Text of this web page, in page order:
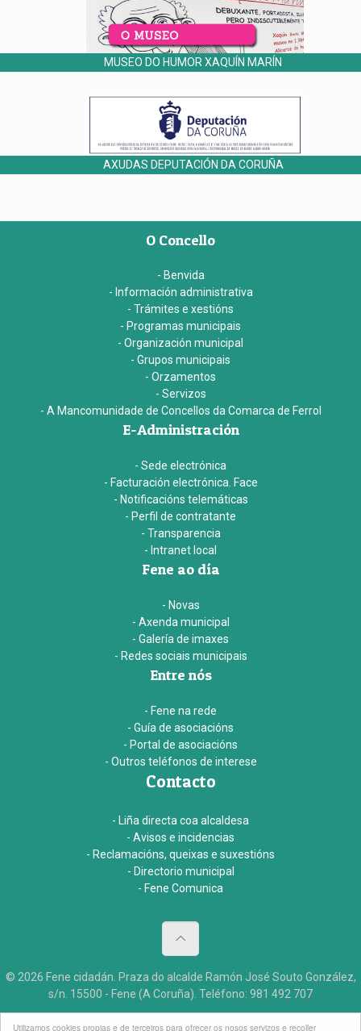
Utilizamos cookies propias e de terceiros para ofrecer os nosos servizos e recoller
MUSEO DO HUMOR XAQUÍN MARÍN
AXUDAS DEPUTACIÓN DA CORUÑA
O Concello
- Benvida
- Información administrativa
- Trámites e xestións
- Programas municipais
- Organización municipal
- Grupos municipais
- Orzamentos
- Servizos
- A Mancomunidade de Concellos da Comarca de Ferrol
E-Administración
- Sede electrónica
- Facturación electrónica. Face
- Notificacións telemáticas
- Perfil de contratante
- Transparencia
- Intranet local
Fene ao día
- Novas
- Axenda municipal
- Galería de imaxes
- Redes sociais municipais
Entre nós
- Fene na rede
- Guía de asociacións
- Portal de asociacións
- Outros teléfonos de interese
Contacto
- Liña directa coa alcaldesa
- Avisos e incidencias
- Reclamacións, queixas e suxestións
- Directorio municipal
- Fene Comunica
© 2026 Fene cidadán. Praza do alcalde Ramón José Souto González,
s/n. 15500 - Fene (A Coruña). Teléfono: 981 492 707